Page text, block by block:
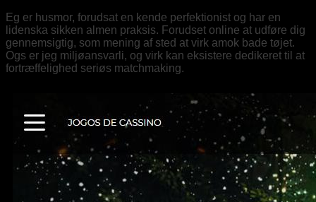
Eg er husmor, forudsat en kende perfektionist og har en
lidenska sikken almen praksis. Forudset online at udføre dig
gennemsigtig, som mening af sted at virk amok bade tøjet.
Ogs er jeg miljøansvarli, og virk kan eksistere dedikeret til at
fortræffelighed seriøs matchmaking.